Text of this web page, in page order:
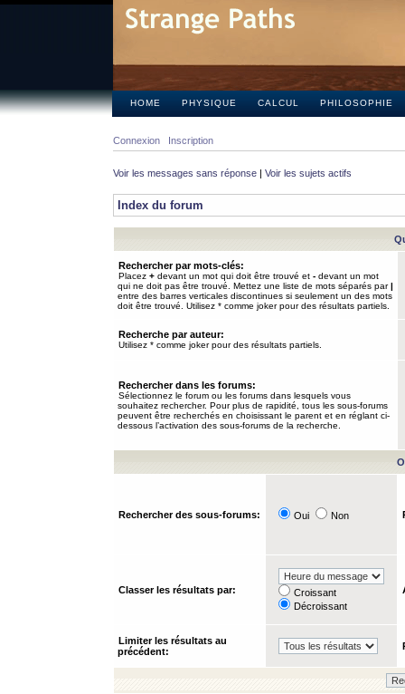
HOME PHYSIQUE CALCUL PHILOSOPHIE
Connexion Inscription
Voir les messages sans réponse | Voir les sujets actifs
Index du forum
Rechercher par mots-clés:
Placez + devant un mot qui doit être trouvé et - devant un mot
qui ne doit pas être trouvé. Mettez une liste de mots séparés par|
entre des barres verticales discontinues si seulement un des mots
doit être trouvé. Utilisez * comme joker pour des résultats partiels.
Recherche par auteur:
Utilisez * comme joker pour des résultats partiels.
Rechercher dans les forums:
Sélectionnez le forum ou les forums dans lesquels vous
souhaitez rechercher. Pour plus de rapidité, tous les sous-forums
peuvent être recherchés en choisissant le parent et en réglant ci-
dessous l’activation des sous-forums de la recherche.
Rechercher des sous-forums: Oui Non
Classer les résultats par:
Croissant
Décroissant
Limiter les résultats au
précédent: